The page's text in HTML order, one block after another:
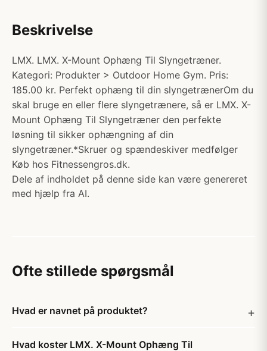
Beskrivelse
LMX. LMX. X-Mount Ophæng Til Slyngetræner.
Kategori: Produkter > Outdoor Home Gym. Pris:
185.00 kr. Perfekt ophæng til din slyngetrænerOm du
skal bruge en eller flere slyngetrænere, så er LMX. X-
Mount Ophæng Til Slyngetræner den perfekte
løsning til sikker ophængning af din
slyngetræner.*Skruer og spændeskiver medfølger
Køb hos Fitnessengros.dk.
Dele af indholdet på denne side kan være genereret
med hjælp fra AI.
Ofte stillede spørgsmål
Hvad er navnet på produktet?
Hvad koster LMX. X-Mount Ophæng Til